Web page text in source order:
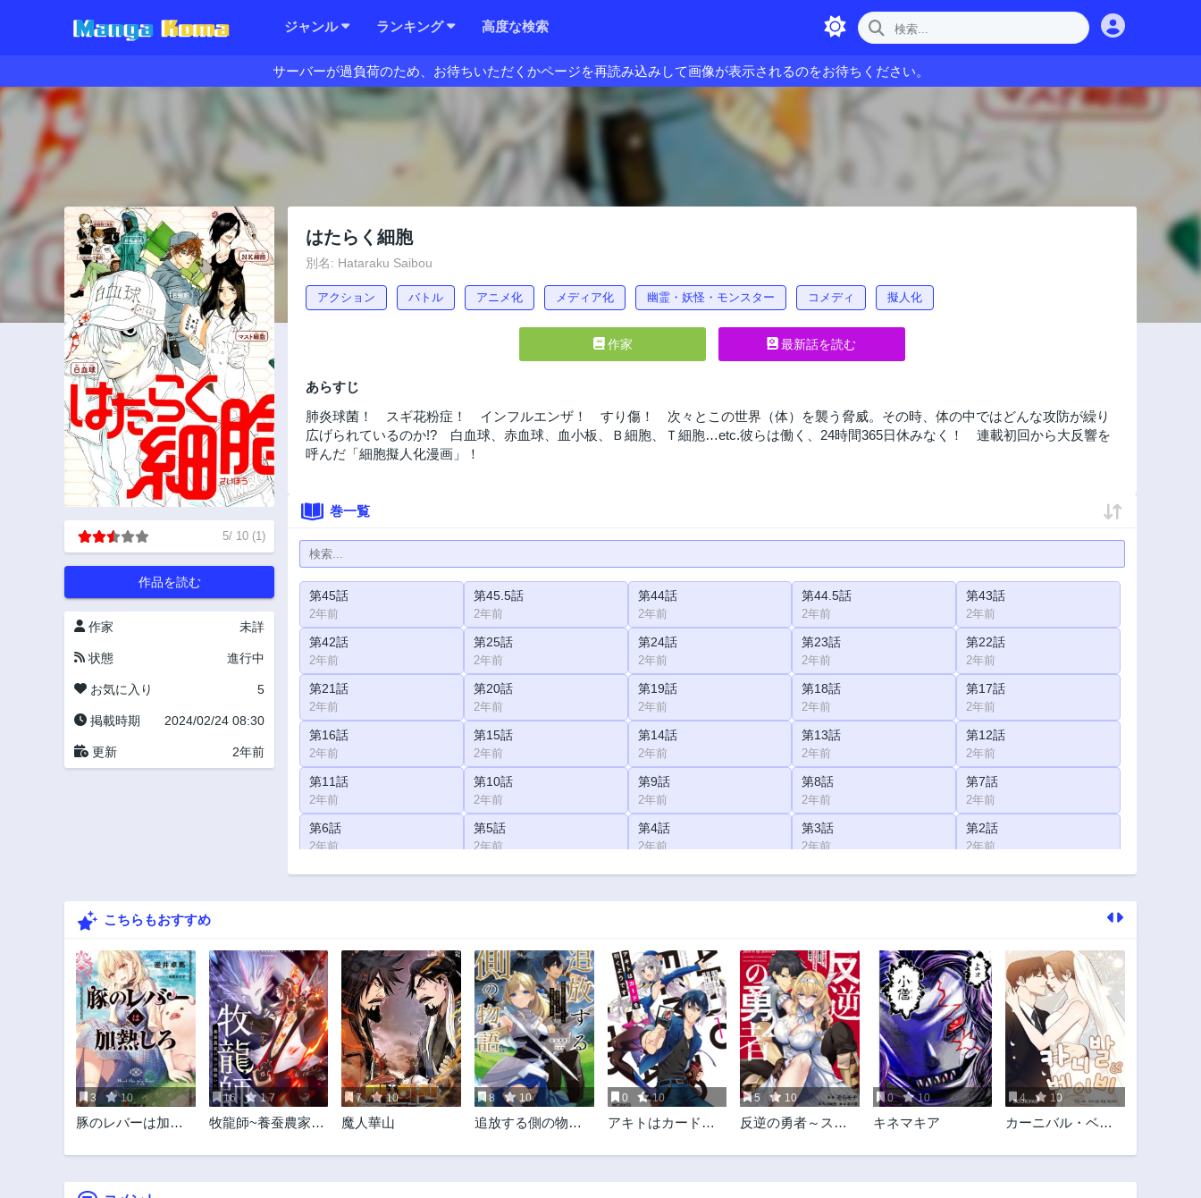
ジャンル ランキング 高度な検索
サーバーが過負荷のため、お待ちいただくかページを再読み込みして画像が表示されるのをお待ちください。
5/ 10 (1)
作品を読む
作家 未詳
状態 進行中
お気に入り 5
掲載時期 2024/02/24 08:30
更新 2年前
はたらく細胞
別名: Hataraku Saibou
アクション バトル アニメ化 メディア化 幽霊・妖怪・モンスター コメディ 擬人化
作家 最新話を読む
あらすじ
肺炎球菌！ スギ花粉症！ インフルエンザ！ すり傷！ 次々とこの世界（体）を襲う脅威。その時、体の中ではどんな攻防が繰り
広げられているのか!? 白血球、赤血球、血小板、Ｂ細胞、Ｔ細胞…etc.彼らは働く、24時間365日休みなく！ 連載初回から大反響を
呼んだ「細胞擬人化漫画」！
巻一覧
第45話
2年前
第45.5話
2年前
第44話
2年前
第44.5話
2年前
第43話
2年前
第42話
2年前
第25話
2年前
第24話
2年前
第23話
2年前
第22話
2年前
第21話
2年前
第20話
2年前
第19話
2年前
第18話
2年前
第17話
2年前
第16話
2年前
第15話
2年前
第14話
2年前
第13話
2年前
第12話
2年前
第11話
2年前
第10話
2年前
第9話
2年前
第8話
2年前
第7話
2年前
第6話
2年前
第5話
2年前
第4話
2年前
第3話
2年前
第2話
2年前
第1話
こちらもおすすめ
3 10
豚のレバーは加熱
16 1.7
牧龍師~養蚕農家の
7 10
魔人華山
8 10
追放する側の物語
パーティーが弱体
0 10
アキトはカードを
5 10
反逆の勇者～スキ
女のココロとカラ
0 10
キネマキア
4 10
カーニバル・ベイ